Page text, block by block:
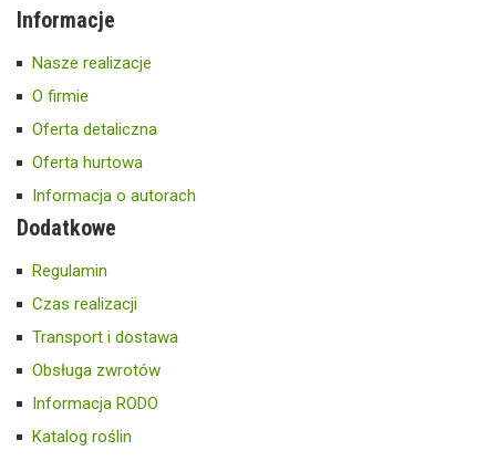
Informacje
Nasze realizacje
O firmie
Oferta detaliczna
Oferta hurtowa
Informacja o autorach
Dodatkowe
Regulamin
Czas realizacji
Transport i dostawa
Obsługa zwrotów
Informacja RODO
Katalog roślin